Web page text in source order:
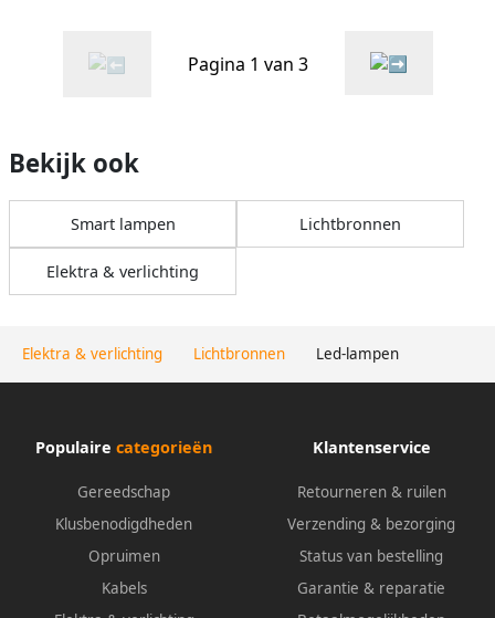
Elektra & verlichting Lichtbronnen Led-lampen
Pagina 1 van 3
Bekijk ook
Smart lampen Lichtbronnen
Elektra & verlichting
Populaire categorieën
Gereedschap
Klusbenodigdheden
Opruimen
Kabels
Klantenservice
Retourneren & ruilen
Verzending & bezorging
Status van bestelling
Garantie & reparatie